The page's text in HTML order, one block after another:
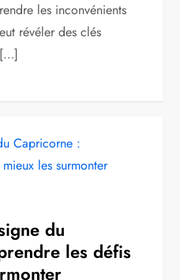
les inconvénients
révéler des clés
[…]
du
les défis